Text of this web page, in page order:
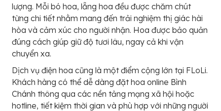
lượng. Mỗi bó hoa, lẵng hoa đều được chăm chút
từng chi tiết nhằm mang đến trải nghiệm thị giác hài
hòa và cảm xúc cho người nhận. Hoa được bảo quản
đúng cách giúp giữ độ tươi lâu, ngay cả khi vận
chuyển xa.
Dịch vụ điện hoa cũng là một điểm cộng lớn tại FLoLi.
Khách hàng có thể dễ dàng đặt hoa online Bình
Chánh thông qua các nền tảng mạng xã hội hoặc
hotline, tiết kiệm thời gian và phù hợp với những người